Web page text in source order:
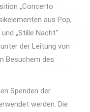
„Concerto
aus Pop,
„Stille Nacht“
der Leitung von
Besuchern des
Spenden der
werden. Die